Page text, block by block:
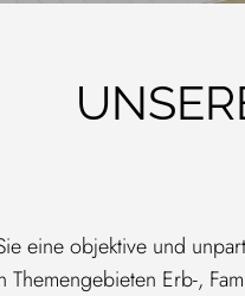
eine objektive und
Erb-,